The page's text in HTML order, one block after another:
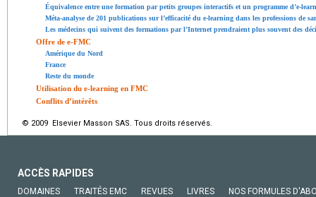
Équivalence entre une formation par petits groupes interactifs et un programme d’e-
Méta-analyse de 201 publications sur l’efficacité du e-learning dans les professions de
Les médecins qui suivent des formations par l’Internet prendraient plus souvent des
Offre de e-FMC
Amérique du Nord
France
Reste du monde
Utilisation du e-learning en FMC
Conflits d’intérêts
© 2009 Elsevier Masson SAS. Tous droits réservés.
ACCÈS RAPIDES
DOMAINES TRAITÉS EMC REVUES LIVRES NOS FORMULES